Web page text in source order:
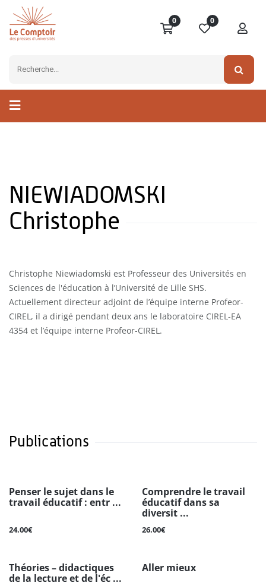
0 0
NIEWIADOMSKI
Christophe
Christophe Niewiadomski est Professeur des Universités en
Sciences de l'éducation à l’Université de Lille SHS.
Actuellement directeur adjoint de l’équipe interne Profeor-
CIREL, il a dirigé pendant deux ans le laboratoire CIREL-EA
4354 et l’équipe interne Profeor-CIREL.
Publications
Penser le sujet dans le
travail éducatif : entr ...
24.00€
Comprendre le travail
éducatif dans sa
diversit ...
26.00€
Théories – didactiques
de la lecture et de l'éc ...
Aller mieux